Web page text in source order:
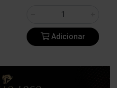
Adicionar